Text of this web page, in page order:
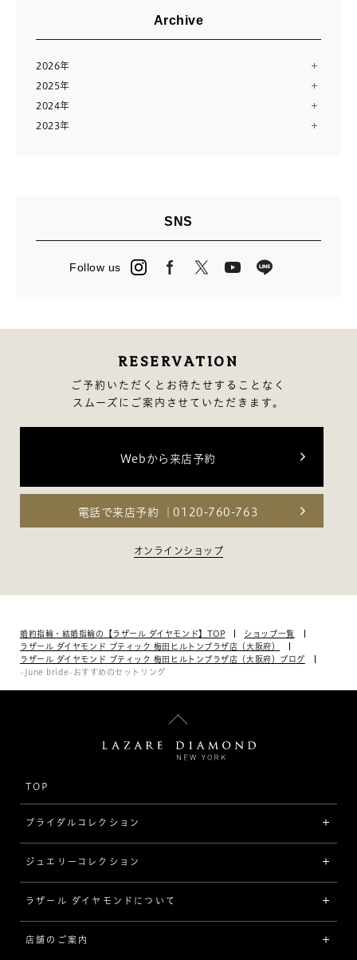
Archive
2026年
8月（2）
7月（10）
6月（11）
2025年
12月（13）
11月（12）
2024年
12月（13）
2023年
SNS
Follow us
RESERVATION
ご予約いただくとお待たせすることなく
スムーズにご案内させていただきます。
Webから来店予約
電話で来店予約 0120-760-763
オンラインショップ
婚約指輪・結婚指輪の【ラザール ダイヤモンド】TOP
ショップ一覧
ラザール ダイヤモンド ブティック 梅田ヒルトンプラザ店（大阪府）
ラザール ダイヤモンド ブティック 梅田ヒルトンプラザ店（大阪府）ブログ
~June bride~おすすめのセットリング
TOP
ブライダルコレクション
婚約指輪（エンゲージリング）
[素材から選ぶ]
プラチナ
ジュエリーコレクション
ジュエリーコレクショントップ
ジュエリー一覧
ラザール ダイヤモンドについて
ラザール ダイヤモンドについて
店舗のご案内